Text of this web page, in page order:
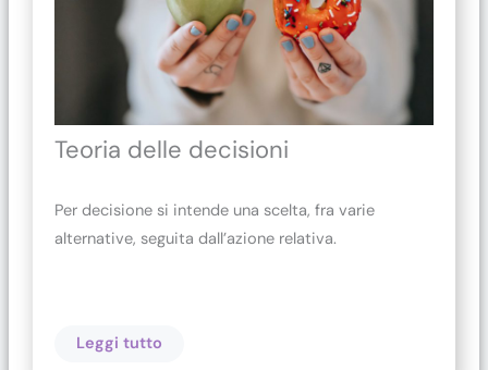
Teoria delle decisioni
Per decisione si intende una scelta, fra varie
alternative, seguita dall’azione relativa.
Leggi tutto